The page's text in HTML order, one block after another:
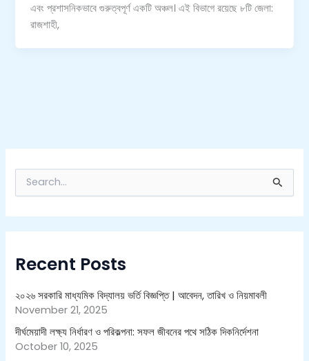
এবং প্রশাসনিকভাবে গুরুত্বপূর্ণ একটি অঞ্চল। এই বিভাগে রয়েছে ৮টি জেলা:
রাজশাহী,
e
f
r
:
Recent Posts
২০২৬ সরকারি মাধ্যমিক বিদ্যালয় ভর্তি বিজ্ঞপ্তি | আবেদন, তারিখ ও নিয়মাবলী
November 21, 2025
দীর্ঘমেয়াদী লক্ষ্য নির্ধারণ ও পরিকল্পনা: সফল জীবনের পথে সঠিক দিকনির্দেশনা
October 10, 2025